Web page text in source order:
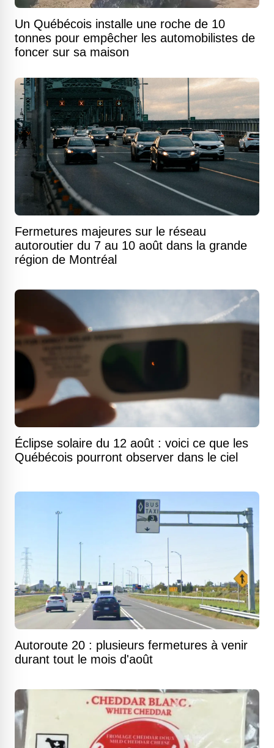
Un Québécois installe une roche de 10
tonnes pour empêcher les automobilistes de
foncer sur sa maison
Fermetures majeures sur le réseau
autoroutier du 7 au 10 août dans la grande
région de Montréal
Éclipse solaire du 12 août : voici ce que les
Québécois pourront observer dans le ciel
Autoroute 20 : plusieurs fermetures à venir
durant tout le mois d'août